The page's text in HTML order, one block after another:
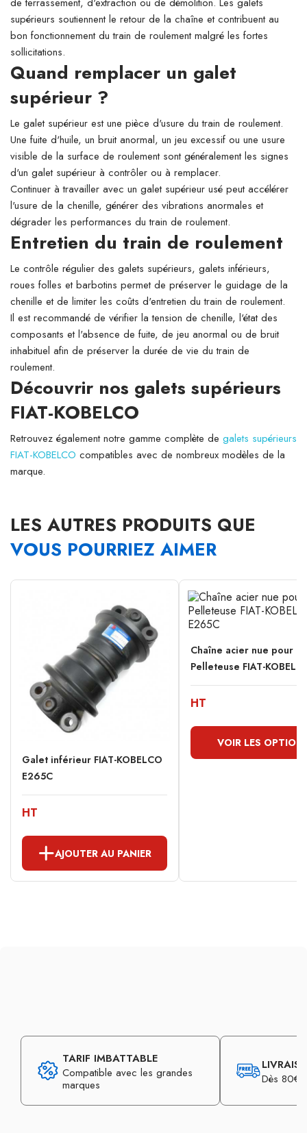
supérieurs soutiennent le retour de la chaîne et contribuent au
bon fonctionnement du train de roulement malgré les fortes
sollicitations.
Quand remplacer un galet
supérieur ?
Le galet supérieur est une pièce d'usure du train de roulement.
Une fuite d'huile, un bruit anormal, un jeu excessif ou une usure
visible de la surface de roulement sont généralement les signes
d'un galet supérieur à contrôler ou à remplacer.
Continuer à travailler avec un galet supérieur usé peut accélérer
l'usure de la chenille, générer des vibrations anormales et
dégrader les performances du train de roulement.
Entretien du train de roulement
Le contrôle régulier des galets supérieurs, galets inférieurs,
roues folles et barbotins permet de préserver le guidage de la
chenille et de limiter les coûts d'entretien du train de roulement.
Il est recommandé de vérifier la tension de chenille, l'état des
composants et l'absence de fuite, de jeu anormal ou de bruit
inhabituel afin de préserver la durée de vie du train de
roulement.
Découvrir nos galets supérieurs
FIAT-KOBELCO
Retrouvez également notre gamme complète de galets supérieurs
FIAT-KOBELCO compatibles avec de nombreux modèles de la
marque.
LES AUTRES PRODUITS QUE
VOUS POURRIEZ AIMER
Galet inférieur FIAT-KOBELCO
E265C
HT
AJOUTER AU PANIER
Chaîne acier nue pour
Pelleteuse FIAT-
HT
VOIR LES
TARIF IMBATTABLE
Compatible avec les grandes
marques
Dès 80€